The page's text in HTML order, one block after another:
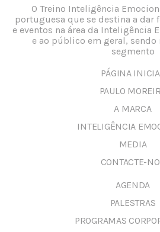
O Treino Inteligência
portuguesa que se destina a dar
e eventos na área da Inteligência
e ao público em geral,
segmento
PÁGINA
PAULO
A MARCA
INTELIGÊNCIA
MEDIA
CONTACTE-
AGENDA
PALESTRAS
PROGRAMAS